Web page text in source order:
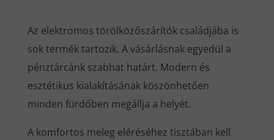
Az elektromos törölközőszárítók családjába is
sok termék tartozik. A vásárlásnak egyedül a
pénztárcánk szabhat határt. Modern és
esztétikus kialakításának köszönhetően
minden fürdőben megállja a helyét.
A komfortos meleg eléréséhez tisztában kell